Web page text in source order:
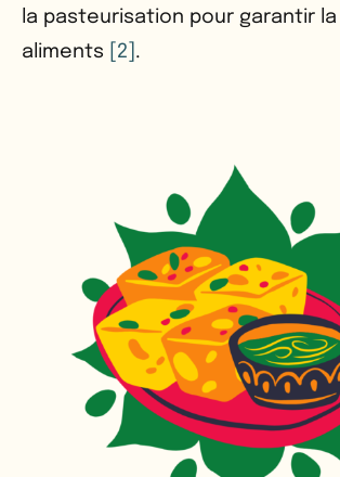
la pasteurisation pour garantir
aliments
[2] .